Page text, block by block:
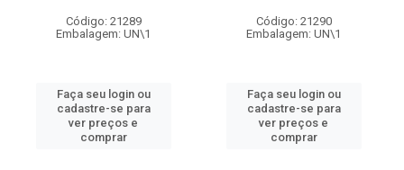
Código: 21289
Embalagem: UN\1
Faça seu login ou
cadastre-se para
ver preços e
comprar
Código: 21290
Embalagem: UN\1
Faça seu login ou
cadastre-se para
ver preços e
comprar